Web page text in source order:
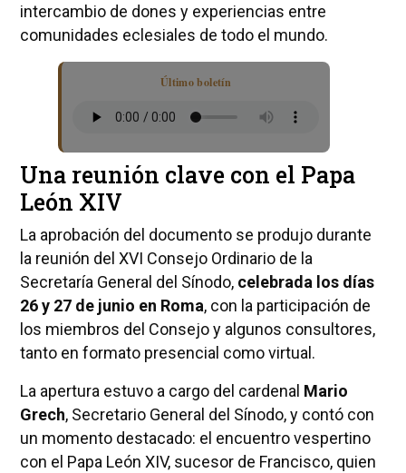
intercambio de dones y experiencias entre
comunidades eclesiales de todo el mundo.
Último boletín
Una reunión clave con el Papa
León XIV
La aprobación del documento se produjo durante
la reunión del XVI Consejo Ordinario de la
Secretaría General del Sínodo, celebrada los días
26 y 27 de junio en Roma, con la participación de
los miembros del Consejo y algunos consultores,
tanto en formato presencial como virtual.
La apertura estuvo a cargo del cardenal Mario
Grech, Secretario General del Sínodo, y contó con
un momento destacado: el encuentro vespertino
con el Papa León XIV, sucesor de Francisco, quien